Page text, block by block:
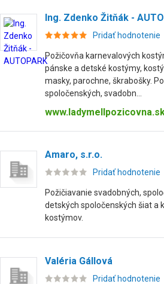
Ing. Zdenko Žitňák -
Pridať hodnotenie
Požičovňa karnevalových
pánske a detské kostýmy,
masky, parochne, škrabošky.
spoločenských, svadobn...
Amaro, s.r.o.
Pridať hodnotenie
Požičiavanie svadobných,
detských spoločenských šiat a
kostýmov.
Valéria Gállová
Pridať hodnotenie